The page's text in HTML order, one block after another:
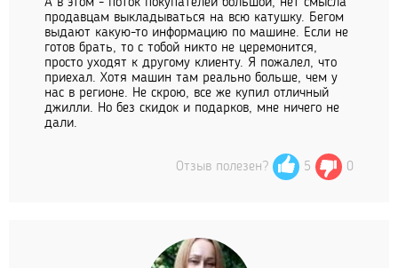
продавцам выкладываться на всю катушку. Бегом
выдают какую-то информацию по машине. Если не
готов брать, то с тобой никто не церемонится,
просто уходят к другому клиенту. Я пожалел, что
приехал. Хотя машин там реально больше, чем у
нас в регионе. Не скрою, все же купил отличный
джилли. Но без скидок и подарков, мне ничего не
дали.
Отзыв полезен? 5 0